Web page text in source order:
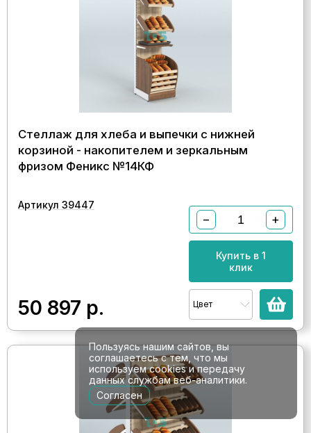
Стеллаж для хлеба и выпечки с нижней
корзиной - накопителем и зеркальным
фризом Феникс №14КФ
Артикул 39447
50 897 р.
− +
Купить в 1
клик
Цвет
Пользуясь нашим сайтов, вы
соглашаетесь с тем, что мы
используем cookies и передачу
данных службам веб-аналитики.
Согласен